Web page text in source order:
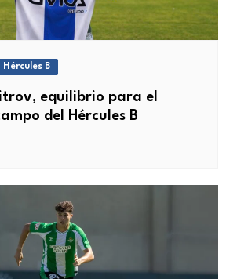
Hércules B
equilibrio para el
del Hércules B